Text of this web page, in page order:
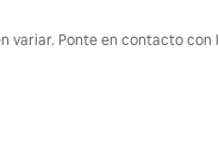
variar. Ponte en contacto con